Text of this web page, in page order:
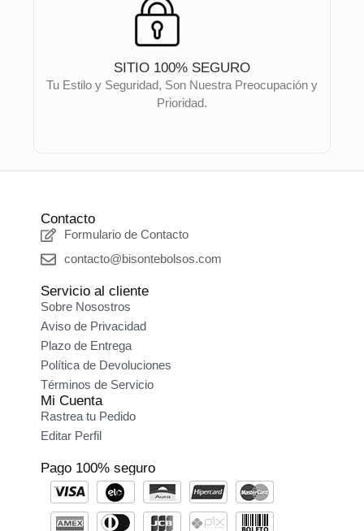
SITIO 100% SEGURO
Tu Estilo y Seguridad, Son Nuestra Preocupación y
Prioridad.
Contacto
Formulario de Contacto
contacto@bisontebolsos.com
Servicio al cliente
Sobre Nosostros
Aviso de Privacidad
Plazo de Entrega
Política de Devoluciones
Términos de Servicio
Mi Cuenta
Rastrea tu Pedido
Editar Perfil
Pago 100% seguro